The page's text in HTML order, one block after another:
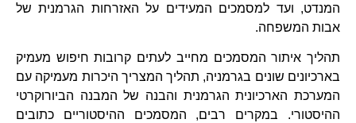
המנדט, ועד למסמכים המעידים על האזרחות הגרמנית של
אבות המשפחה.
תהליך איתור המסמכים מחייב לעתים קרובות חיפוש מעמיק
בארכיונים שונים בגרמניה, תהליך המצריך היכרות מעמיקה עם
המערכת הארכיונית הגרמנית והבנה של המבנה הביורוקרטי
ההיסטורי. במקרים רבים, המסמכים ההיסטוריים כתובים